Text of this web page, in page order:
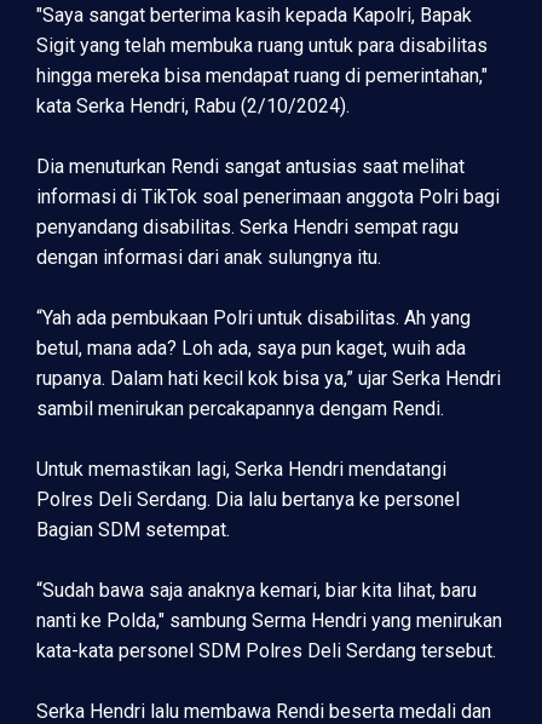
"Saya sangat berterima kasih kepada Kapolri, Bapak
Sigit yang telah membuka ruang untuk para disabilitas
hingga mereka bisa mendapat ruang di pemerintahan,"
kata Serka Hendri, Rabu (2/10/2024).
Dia menuturkan Rendi sangat antusias saat melihat
informasi di TikTok soal penerimaan anggota Polri bagi
penyandang disabilitas. Serka Hendri sempat ragu
dengan informasi dari anak sulungnya itu.
“Yah ada pembukaan Polri untuk disabilitas. Ah yang
betul, mana ada? Loh ada, saya pun kaget, wuih ada
rupanya. Dalam hati kecil kok bisa ya,” ujar Serka Hendri
sambil menirukan percakapannya dengam Rendi.
Untuk memastikan lagi, Serka Hendri mendatangi
Polres Deli Serdang. Dia lalu bertanya ke personel
Bagian SDM setempat.
“Sudah bawa saja anaknya kemari, biar kita lihat, baru
nanti ke Polda," sambung Serma Hendri yang menirukan
kata-kata personel SDM Polres Deli Serdang tersebut.
Serka Hendri lalu membawa Rendi beserta medali dan